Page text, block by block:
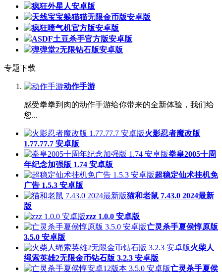
疯狂外星人安卓版
天线宝宝躲猫猫无限金币版安卓版
疯狂喷气机官方版安卓版
ASDF土豆杀手官方版安卓版
弹弹堂2无限钻石版安卓版
专题下载
动作手游
感受拳拳到肉的动作手游给你带来的全新体验，我们给
您...
火影忍者魔改版
1.77.77.7 安卓版
拳皇2005十周
年纪念加强版 1.74 安卓版
超稳定仙术挂机免
广告 1.5.3 安卓版
猫和老鼠 7.43.0 2024最新
版
zzz 1.0.0 安卓版
亡灵杀手夏侯惇原版
3.5.0 安卓版
火柴人
绳索英雄2无限金币钻石版 3.2.3 安卓版
亡灵杀手夏侯